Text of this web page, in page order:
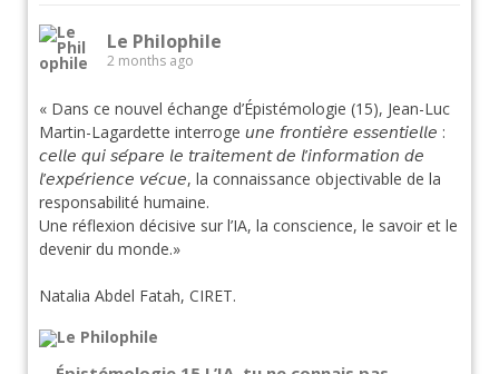
Le Philophile
2 months ago
« Dans ce nouvel échange d’Épistémologie (15), Jean-Luc
Martin-Lagardette interroge 𝘶𝘯𝘦 𝘧𝘳𝘰𝘯𝘵𝘪𝘦̀𝘳𝘦 𝘦𝘴𝘴𝘦𝘯𝘵𝘪𝘦𝘭𝘭𝘦 :
𝘤𝘦𝘭𝘭𝘦 𝘲𝘶𝘪 𝘴𝘦́𝘱𝘢𝘳𝘦 𝘭𝘦 𝘵𝘳𝘢𝘪𝘵𝘦𝘮𝘦𝘯𝘵 𝘥𝘦 𝘭’𝘪𝘯𝘧𝘰𝘳𝘮𝘢𝘵𝘪𝘰𝘯 𝘥𝘦
𝘭’𝘦𝘹𝘱𝘦́𝘳𝘪𝘦𝘯𝘤𝘦 𝘷𝘦́𝘤𝘶𝘦, la connaissance objectivable de la
responsabilité humaine.
Une réflexion décisive sur l’IA, la conscience, le savoir et le
devenir du monde.»
Natalia Abdel Fatah, CIRET.